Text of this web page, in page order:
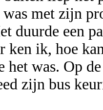
met zijn
duurde een
ken ik, hoe
was. Op
zijn bus